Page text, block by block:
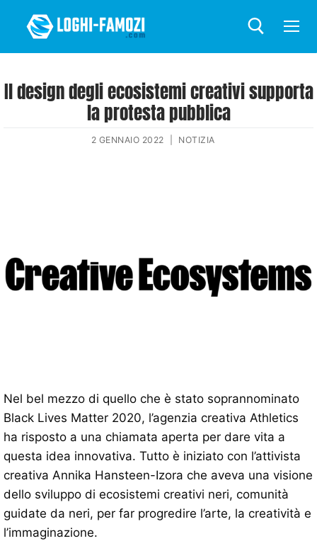
Il design degli ecosistemi creativi supporta
la protesta pubblica
2 GENNAIO 2022 NOTIZIA
Nel bel mezzo di quello che è stato soprannominato
Black Lives Matter 2020, l’agenzia creativa Athletics
ha risposto a una chiamata aperta per dare vita a
questa idea innovativa. Tutto è iniziato con l’attivista
creativa Annika Hansteen-Izora che aveva una visione
dello sviluppo di ecosistemi creativi neri, comunità
guidate da neri, per far progredire l’arte, la creatività e
l’immaginazione.